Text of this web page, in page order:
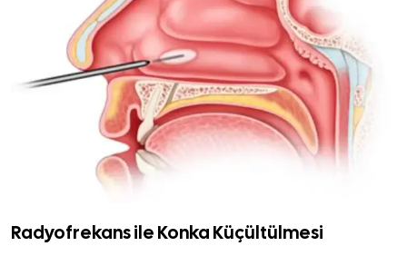
Radyofrekans ile Konka Küçültülmesi